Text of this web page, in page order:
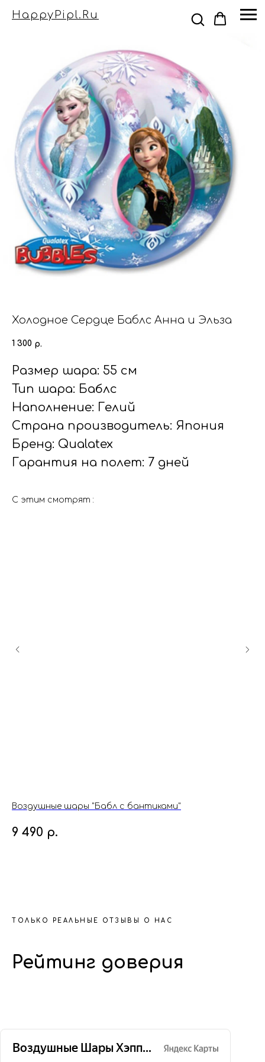
HappyPipl.ru
Холодное Сердце Баблс Анна и Эльза
1 300 р.
Размер шара: 55 см
Тип шара: Баблс
Наполнение: Гелий
Страна производитель: Япония
Бренд: Qualatex
Гарантия на полет: 7 дней
С этим смотрят :
Воздушные шары "Бабл с бантиками"
9 490 р.
ТОЛЬКО РЕАЛЬНЫЕ ОТЗЫВЫ О НАС
Рейтинг доверия